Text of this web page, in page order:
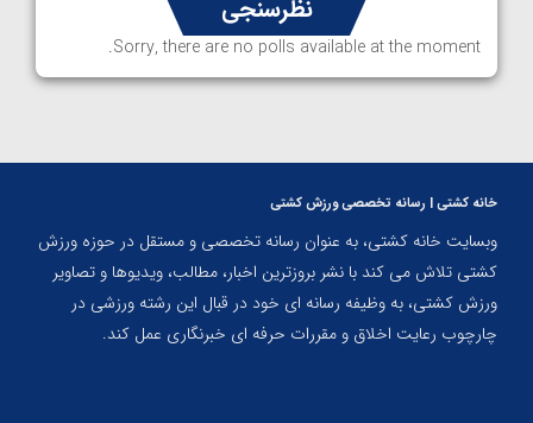
نظرسنجی
Sorry, there are no polls available at the moment.
خانه کشتی | رسانه تخصصی ورزش کشتی
وبسایت خانه کشتی، به عنوان رسانه تخصصی و مستقل در حوزه ورزش
کشتی تلاش می کند با نشر بروزترین اخبار، مطالب، ویدیوها و تصاویر
ورزش کشتی، به وظیفه رسانه ای خود در قبال این رشته ورزشی در
چارچوب رعایت اخلاق و مقررات حرفه ای خبرنگاری عمل کند.